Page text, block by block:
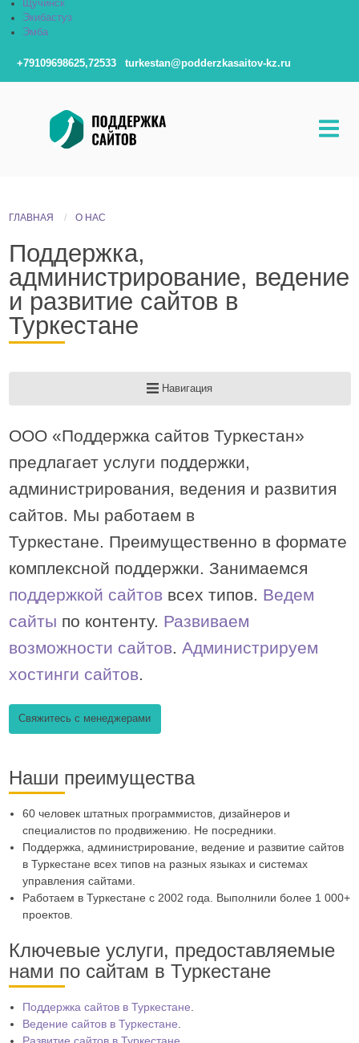
Щучинск
Экибастуз
Эмба
+79109698625,72533 turkestan@podderzkasaitov-kz.ru
ГЛАВНАЯ О НАС
Поддержка,
администрирование, ведение
и развитие сайтов в
Туркестане
Навигация
ООО «Поддержка сайтов Туркестан»
предлагает услуги поддержки,
администрирования, ведения и развития
сайтов. Мы работаем в
Туркестане. Преимущественно в формате
комплексной поддержки. Занимаемся
поддержкой сайтоввсех типов. Ведем
сайты по контенту. Развиваем
возможности сайтов. Администрируем
хостинги сайтов.
Свяжитесь с менеджерами
Наши преимущества
60 человек штатных программистов, дизайнеров и
специалистов по продвижению. Не посредники.
Поддержка, администрирование, ведение и развитие сайтов
в Туркестане всех типов на разных языках и системах
управления сайтами.
Работаем в Туркестане с 2002 года. Выполнили более 1 000+
проектов.
Ключевые услуги, предоставляемые
нами по сайтам в Туркестане
Поддержка сайтов в Туркестане
Ведение сайтов в Туркестане
Развитие сайтов в Туркестане